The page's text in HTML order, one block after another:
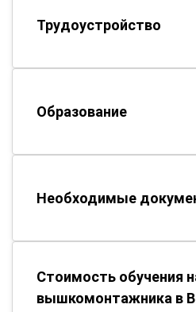
Трудоустройство
Образование
Необходимые
Стоимость обучения
вышкомонтажника в